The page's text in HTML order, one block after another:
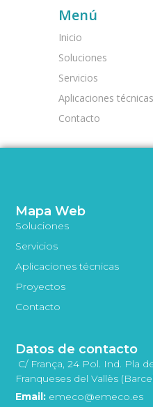
Menú
Inicio
Soluciones
Servicios
Aplicaciones técnicas
Contacto
Mapa Web
Soluciones
Servicios
Aplicaciones técnicas
Proyectos
Contacto
Datos de contacto
C/ França, 24 Pol. Ind. Pla
Franqueses del Vallès
Email: emeco@emeco.es